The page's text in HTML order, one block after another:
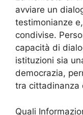
avviare un
testimonianze
condivise.
capacità di
istituzioni sia
democrazia,
tra cittadinanza
Quali